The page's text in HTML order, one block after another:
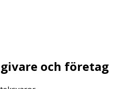
och företag